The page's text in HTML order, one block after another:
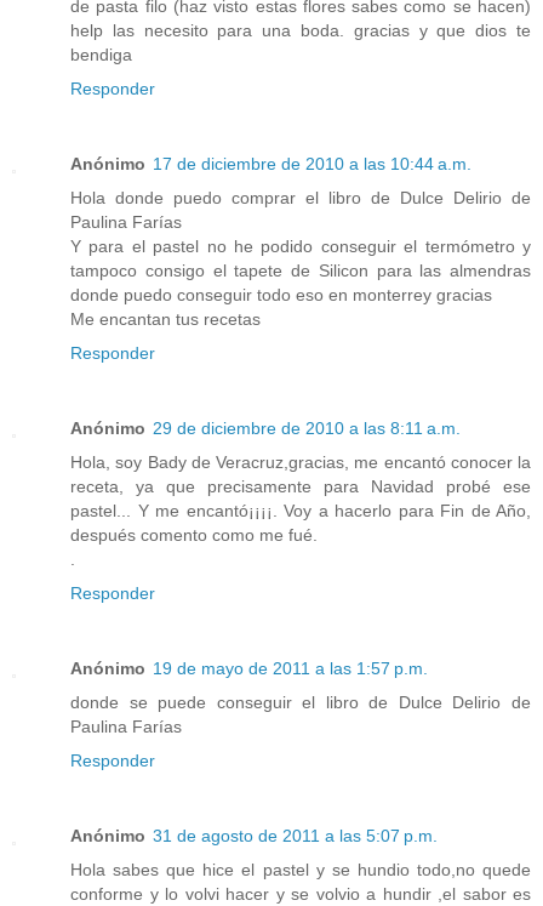
de pasta filo (haz visto estas flores sabes como se hacen)
help las necesito para una boda. gracias y que dios te
bendiga
Responder
Anónimo 17 de diciembre de 2010 a las 10:44 a.m.
Hola donde puedo comprar el libro de Dulce Delirio de
Paulina Farías
Y para el pastel no he podido conseguir el termómetro y
tampoco consigo el tapete de Silicon para las almendras
donde puedo conseguir todo eso en monterrey gracias
Me encantan tus recetas
Responder
Anónimo 29 de diciembre de 2010 a las 8:11 a.m.
Hola, soy Bady de Veracruz,gracias, me encantó conocer la
receta, ya que precisamente para Navidad probé ese
pastel... Y me encantó¡¡¡¡. Voy a hacerlo para Fin de Año,
después comento como me fué.
Responder
Anónimo 19 de mayo de 2011 a las 1:57 p.m.
donde se puede conseguir el libro de Dulce Delirio de
Paulina Farías
Responder
Anónimo 31 de agosto de 2011 a las 5:07 p.m.
Hola sabes que hice el pastel y se hundio todo,no quede
conforme y lo volvi hacer y se volvio a hundir ,el sabor es